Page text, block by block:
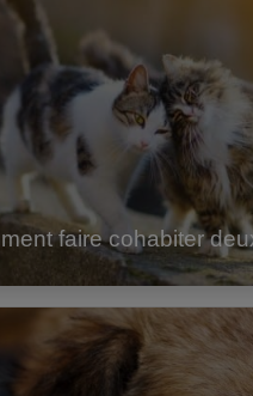
faire cohabiter